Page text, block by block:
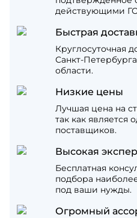
действующими
Быстрая
Круглосуточная
Санкт-
области.
Низкие цены
Лучшая цена на
так как
поставщиков.
Высокая
Бесплатная
подбора
под ваши нужды.
Огромный